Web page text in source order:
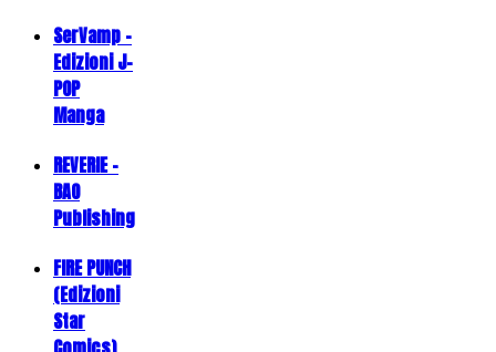
SerVamp -
Edizioni J-
POP
Manga
REVERIE -
BAO
Publishing
FIRE PUNCH
(Edizioni
Star